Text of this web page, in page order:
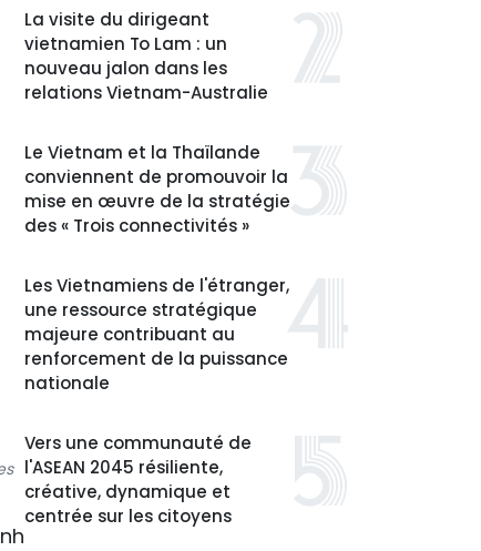
La visite du dirigeant
vietnamien To Lam : un
nouveau jalon dans les
relations Vietnam-Australie
Le Vietnam et la Thaïlande
conviennent de promouvoir la
mise en œuvre de la stratégie
des « Trois connectivités »
Les Vietnamiens de l'étranger,
une ressource stratégique
majeure contribuant au
renforcement de la puissance
nationale
Vers une communauté de
l'ASEAN 2045 résiliente,
créative, dynamique et
centrée sur les citoyens